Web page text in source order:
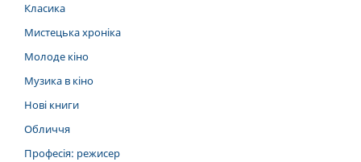
Класика
Мистецька хроніка
Молоде кіно
Музика в кіно
Нові книги
Обличчя
Професія: режисер